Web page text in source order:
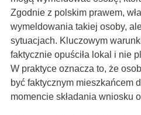
Zgodnie z polskim prawem,
wymeldowania takiej osoby,
sytuacjach. Kluczowym
faktycznie opuściła lokal i nie
W praktyce oznacza to, że
być faktycznym mieszkańcem
momencie składania wniosku